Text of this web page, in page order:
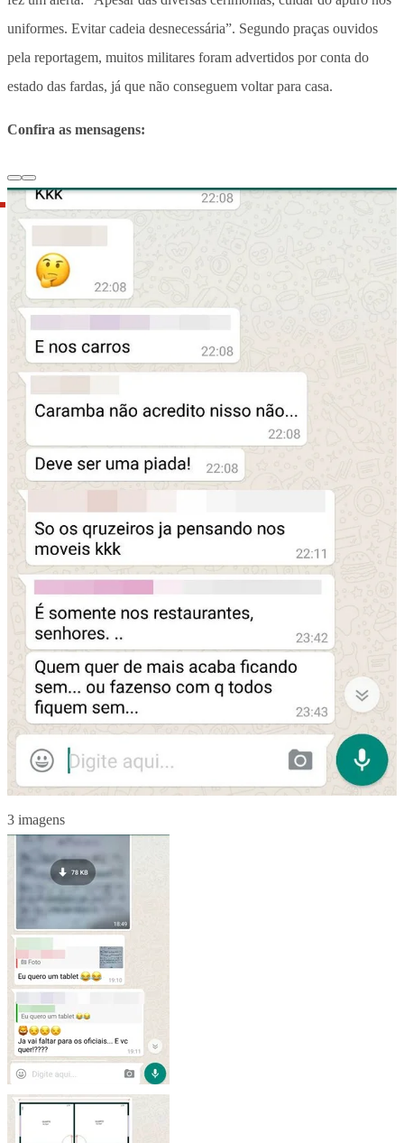
uniformes. Evitar cadeia desnecessária”. Segundo praças ouvidos
pela reportagem, muitos militares foram advertidos por conta do
estado das fardas, já que não conseguem voltar para casa.
Confira as mensagens:
3 imagens